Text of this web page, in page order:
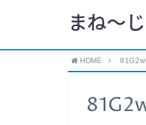
まね～
HOME